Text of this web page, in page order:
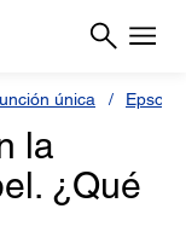
única Epson
la
¿Qué